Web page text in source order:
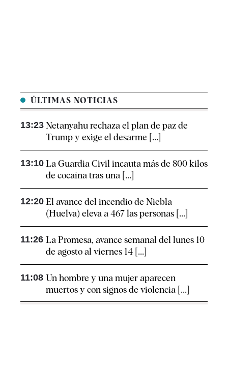
ÚLTIMAS NOTICIAS
13:23 Netanyahu rechaza el plan de paz de
Trump y exige el desarme [...]
13:10 La Guardia Civil incauta más de 800 kilos
de cocaína tras una [...]
12:20 El avance del incendio de Niebla
(Huelva) eleva a 467 las personas [...]
11:26 La Promesa, avance semanal del lunes 10
de agosto al viernes 14 [...]
11:08 Un hombre y una mujer aparecen
muertos y con signos de violencia [...]